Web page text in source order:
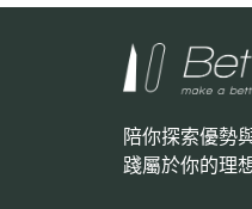
陪你探索優勢
踐屬於你的理